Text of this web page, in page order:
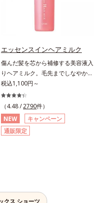
エッセンスインヘアミルク
傷んだ髪を芯から補修する美容液入
りヘアミルク。毛先までしなやかな
美髪へ。パサつき、広がり、枝毛、
ツヤ不足・・・髪のお悩みは尽きな
いもの。エッセンスインヘアミルク
は、そんなお悩みを解決する洗い流
さないタイプのトリートメントで
す。サロン業界注目の美髪成分
す。一度「CMC」を失うと自ら作り
税込1,100円～
（4.48 /2790件）
NEW
キャンペーン
通販限定
クス ショーツ